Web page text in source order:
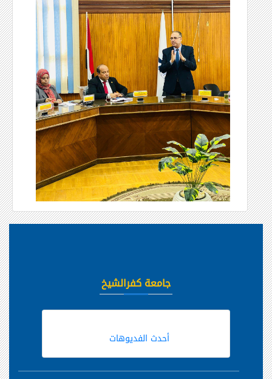
جامعة كفرالشيخ
أحدث الفديوهات